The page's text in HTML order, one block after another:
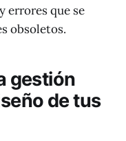
errores que se
obsoletos.
gestión
de tus